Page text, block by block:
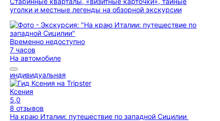
уголки и местные легенды на обзорной экскурсии
Временно недоступно
7 часов
На автомобиле
индивидуальная
Ксения
5,0
8 отзывов
На краю Италии: путешествие по западной Сицилии